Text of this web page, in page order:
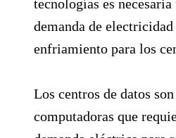
tecnologías es
demanda de
enfriamiento para los
Los centros de datos
computadoras que